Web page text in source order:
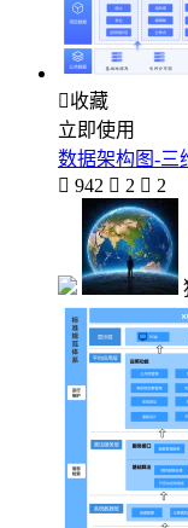
收藏
立即使用
数据架构图-三
 942  2  2